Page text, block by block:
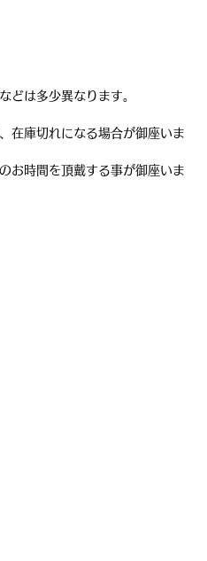
どは多少異なります。
在庫切れになる場合が御座いま
お時間を頂戴する事が御座いま